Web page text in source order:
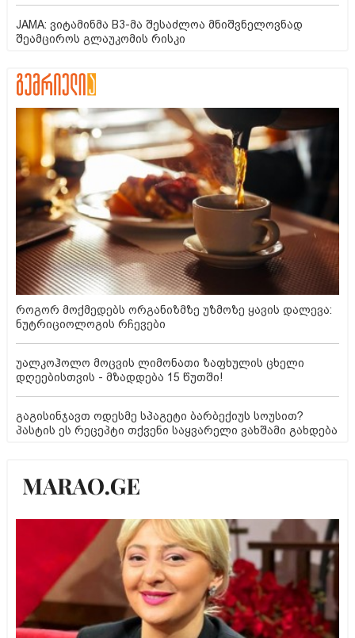
JAMA: ვიტამინმა B3-მა შესაძლოა მნიშვნელოვნად
შეამციროს გლაუკომის რისკი
როგორ მოქმედებს ორგანიზმზე უზმოზე ყავის დალევა:
ნუტრიციოლოგის რჩევები
უალკოჰოლო მოცვის ლიმონათი ზაფხულის ცხელი
დღეებისთვის - მზადდება 15 წუთში!
გაგისინჯავთ ოდესმე სპაგეტი ბარბექიუს სოუსით?
პასტის ეს რეცეპტი თქვენი საყვარელი ვახშამი გახდება